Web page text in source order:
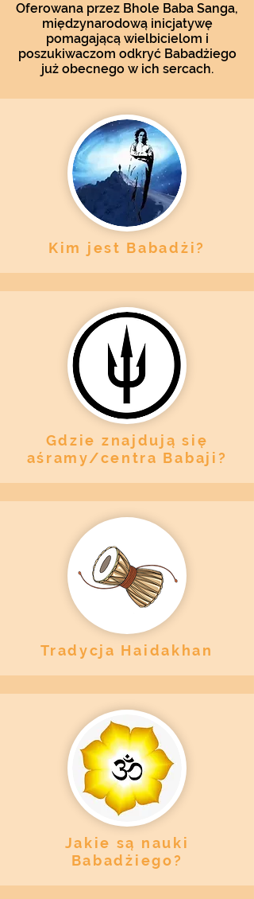
Oferowana przez Bhole Baba Sanga,
międzynarodową inicjatywę
pomagającą wielbicielom i
poszukiwaczom odkryć Babadżiego
już obecnego w ich sercach.
Kim jest Babadżi?
Gdzie znajdują się
aśramy/centra Babaji?
Tradycja Haidakhan
Jakie są nauki
Babadżiego?